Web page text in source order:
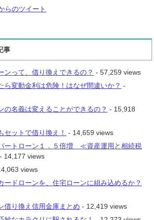
らのツイート
事
ンって、借り換えできるの？ - 57,259 views
ら変動金利は危険！はなぜ間違いか？ -
名義は変えることができるの？ - 15,918
セットで借り換え！
- 14,659 views
ートローン１．５倍増 ≪資産運用と相続税
- 14,177 views
views
ードローンを、住宅ローンに組み込めるか？
借り換え信用金庫まとめ - 12,419 views